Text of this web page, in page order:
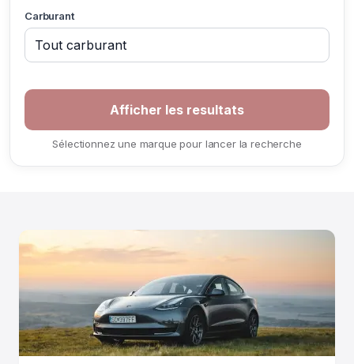
Carburant
Sélectionnez une marque pour lancer la recherche